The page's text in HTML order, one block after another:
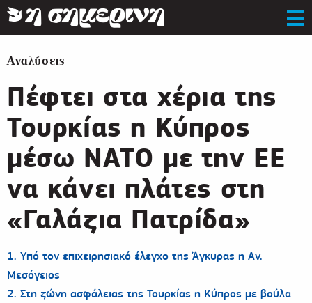
Αναλύσεις
Πέφτει στα χέρια της
Τουρκίας η Κύπρος
μέσω ΝΑΤΟ με την ΕΕ
να κάνει πλάτες στη
«Γαλάζια Πατρίδα»
1. Υπό τον επιχειρησιακό έλεγχο της Άγκυρας η Αν.
Μεσόγειος
2. Στη ζώνη ασφάλειας της Τουρκίας η Κύπρος με βούλα